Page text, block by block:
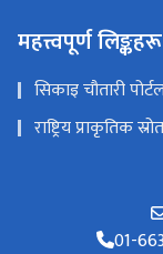
महत्त्वपूर्ण लिङ्कहरू
सिकाइ चौतारी
राष्ट्रिय प्राकृतिक
01-